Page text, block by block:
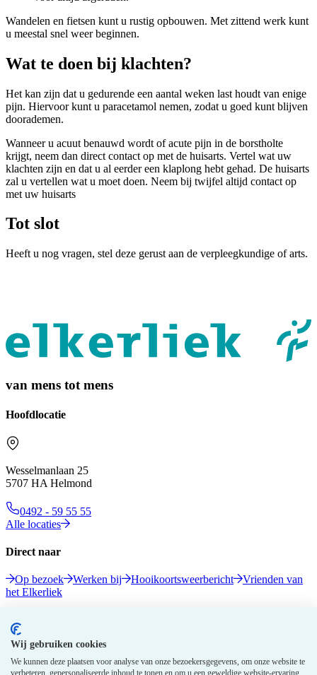
Wij gebruiken cookies
We kunnen deze plaatsen voor analyse van onze bezoekersgegevens, om onze website te
verbeteren, gepersonaliseerde inhoud te tonen en om u een geweldige website-ervaring
Wandelen en fietsen kunt u rustig opbouwen. Met zittend werk kunt
u meestal snel weer beginnen.
Wat te doen bij klachten?
Het kan zijn dat u gedurende een aantal weken last houdt van enige
pijn. Hiervoor kunt u paracetamol nemen, zodat u goed kunt blijven
doorademen.
Wanneer u acuut benauwd wordt of acute pijn in de borstholte
krijgt, neem dan direct contact op met de huisarts. Vertel wat uw
klachten zijn en dat u al eerder een klaplong hebt gehad. De huisarts
zal u vertellen wat u moet doen. Neem bij twijfel altijd contact op
met uw huisarts
Tot slot
Heeft u nog vragen, stel deze gerust aan de verpleegkundige of arts.
van mens tot mens
Hoofdlocatie
Wesselmanlaan 25
5707 HA Helmond
0492 - 59 55 55
Alle locaties
Direct naar
Op bezoek Werken bij Hooikoortsweerbericht
Vrienden van
het Elkerliek
Volg ons